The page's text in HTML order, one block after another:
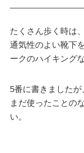
たくさん歩く時は
通気性のよい靴下
ークのハイキング
5番に書きましたが
まだ使ったことの
い。